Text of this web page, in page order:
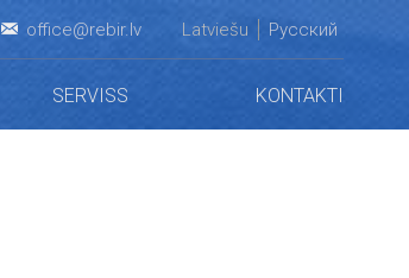
office@rebir.lv Latviešu Русский
SERVISS KONTAKTI